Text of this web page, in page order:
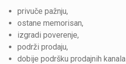
privuče pažnju,
ostane memorisan,
izgradi poverenje,
podrži prodaju,
dobije podršku prodajnih kanala